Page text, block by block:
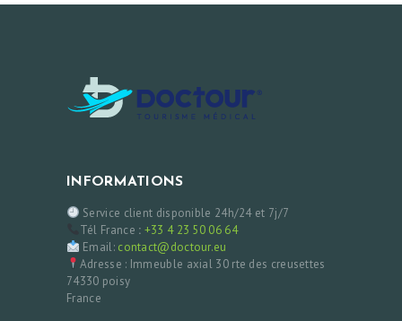
INFORMATIONS
Service client disponible 24h/24 et 7j/7
Tél France : +33 4 23 50 06 64
Email: contact@doctour.eu
Adresse : Immeuble axial 30 rte des creusettes
74330 poisy
France